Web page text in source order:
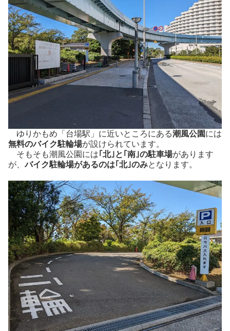
ゆりかもめ「台場駅」に近いところにある潮風公園には
無料のバイク駐輪場が設けられています。
そもそも潮風公園には｢北｣と｢南｣の駐車場があります
が、バイク駐輪場があるのは｢北｣のみとなります。